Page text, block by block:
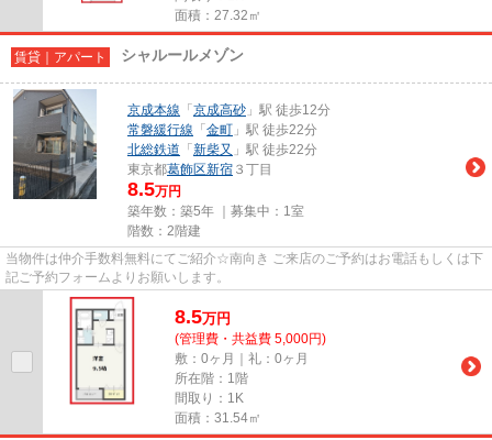
面積：27.32㎡
賃貸｜アパート シャルールメゾン
京成本線 「 京成高砂 」駅 徒歩12分
常磐緩行線 「 金町 」駅 徒歩22分
北総鉄道 「 新柴又 」駅 徒歩22分
東京都葛飾区新宿 ３丁目
8.5万円
築年数：築5年 ｜募集中： 1室
階数：2階建
当物件は仲介手数料無料にてご紹介☆南向き ご来店のご予約はお電話もしくは下
記ご予約フォームよりお願いします。
8.5万円
(管理費・共益費 5,000円)
敷：0ヶ月｜礼：0ヶ月
所在階：1階
間取り：1K
面積：31.54㎡